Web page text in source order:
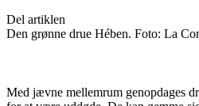
Del artiklen
Den grønne drue Hében. Foto: La
Med jævne mellemrum genopdages